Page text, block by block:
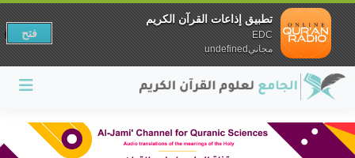
تطبيق إذاعات القرآن الكريم
EDC
مجانيundefined
فتح